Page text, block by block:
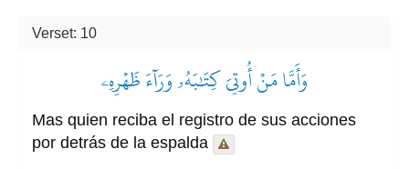
Verset: 10
وَأَمَّا مَنۡ أُوتِيَ كِتَٰبَهُۥ وَرَآءَ ظَهۡرِهِۦ
Mas quien reciba el registro de sus acciones
por detrás de la espalda